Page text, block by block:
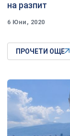
на разпит
6 Юни, 2020
ПРОЧЕТИ ОЩЕ